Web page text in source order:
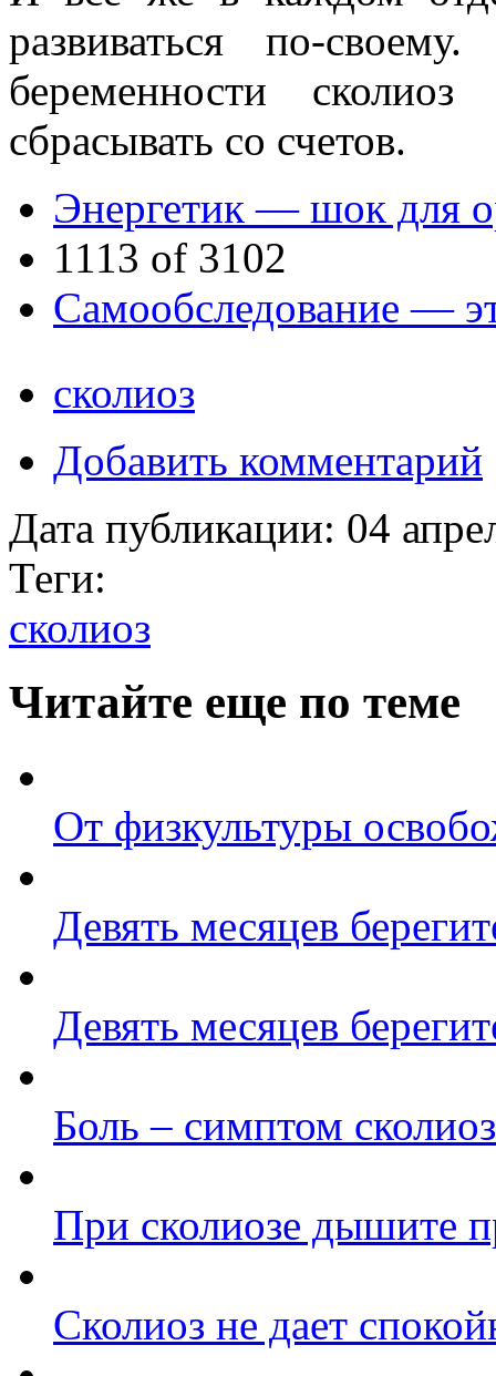
развиваться по-
беременности
сбрасывать со счетов.
Энергетик — шок для
1113 of 3102
Самообследование —
сколиоз
Добавить комментарий
Дата публикации: 04
Теги:
сколиоз
Читайте еще по теме
От физкультуры
Девять месяцев
Девять месяцев
Боль – симптом
При сколиозе дышите
Сколиоз не дает